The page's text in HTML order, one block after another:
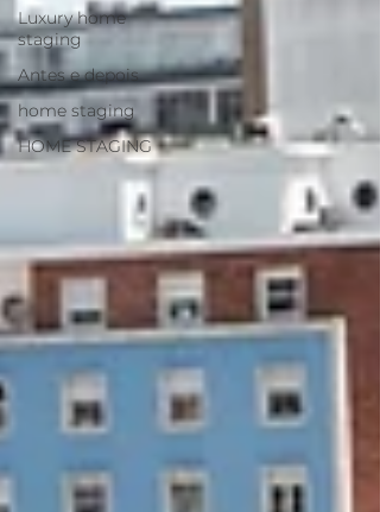
Luxury home
staging
Antes e depois
home staging
HOME STAGING